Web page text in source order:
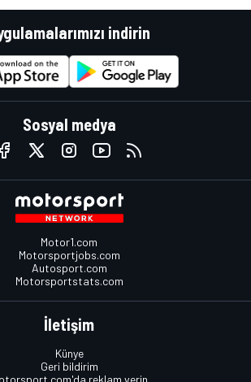
indirin
Sosyal medya
Motor1.com
Motorsportjobs.com
Autosport.com
Motorsportstats.com
İletişim
Künye
Geri bildirim
reklam verin